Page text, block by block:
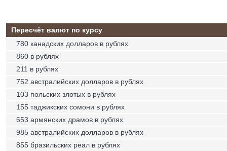
Пересчёт валют по курсу
780 канадских долларов в рублях
860 в рублях
211 в рублях
752 австралийских долларов в рублях
103 польских злотых в рублях
155 таджикских сомони в рублях
653 армянских драмов в рублях
985 австралийских долларов в рублях
855 бразильских реал в рублях